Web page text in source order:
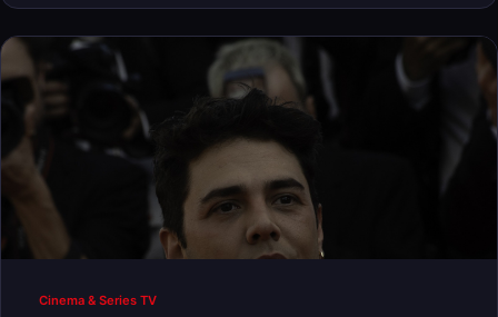
Cinema & Series TV